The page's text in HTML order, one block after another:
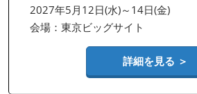
2027年5月12日(水)～14日(金)
会場：東京ビッグサイト
詳細を見る ＞